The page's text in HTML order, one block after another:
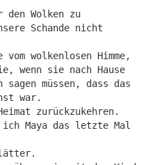
Wolken zu
Schande nicht
wolkenlosen Himme,
wenn sie nach Hause
müssen, dass das
war.
zurückzukehren.
Maya das letzte Mal